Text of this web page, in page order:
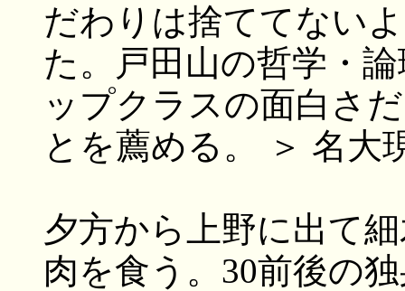
だわりは捨ててない
た。戸田山の哲学・
ップクラスの面白さ
とを薦める。 ＞ 名大
夕方から上野に出て
肉を食う。30前後の